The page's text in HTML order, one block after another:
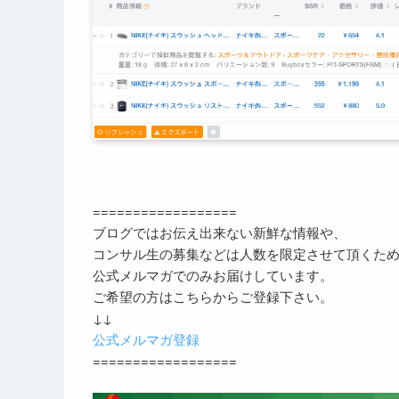
==================
ブログではお伝え出来ない新鮮な情報や、
コンサル生の募集などは人数を限定させて頂くため
公式メルマガでのみお届けしています。
ご希望の方はこちらからご登録下さい。
↓↓
公式メルマガ登録
==================